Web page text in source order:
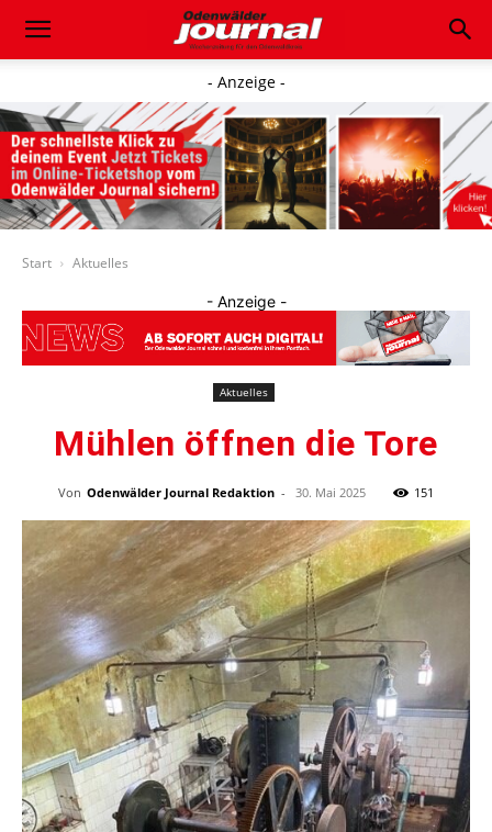
- Anzeige -
Start Aktuelles
- Anzeige -
Aktuelles
Mühlen öffnen die Tore
Von Odenwälder Journal Redaktion - 30. Mai 2025 151